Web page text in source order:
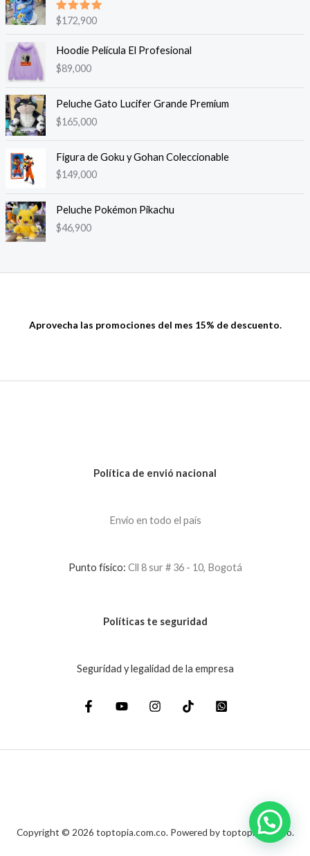
Valorado
en
5.00
$172,900
Hoodie Película El Profesional
$89,000
Peluche Gato Lucifer Grande Premium
$165,000
Figura de Goku y Gohan Coleccionable
$149,000
Peluche Pokémon Pikachu
$46,900
Aprovecha las promociones del mes 15% de descuento.
Política de envió nacional
Envio en todo el país
Punto físico: Cll 8 sur # 36 - 10, Bogotá
Políticas te seguridad
Seguridad y legalidad de la empresa
Copyright © 2026 toptopia.com.co. Powered by toptopia.com.co.